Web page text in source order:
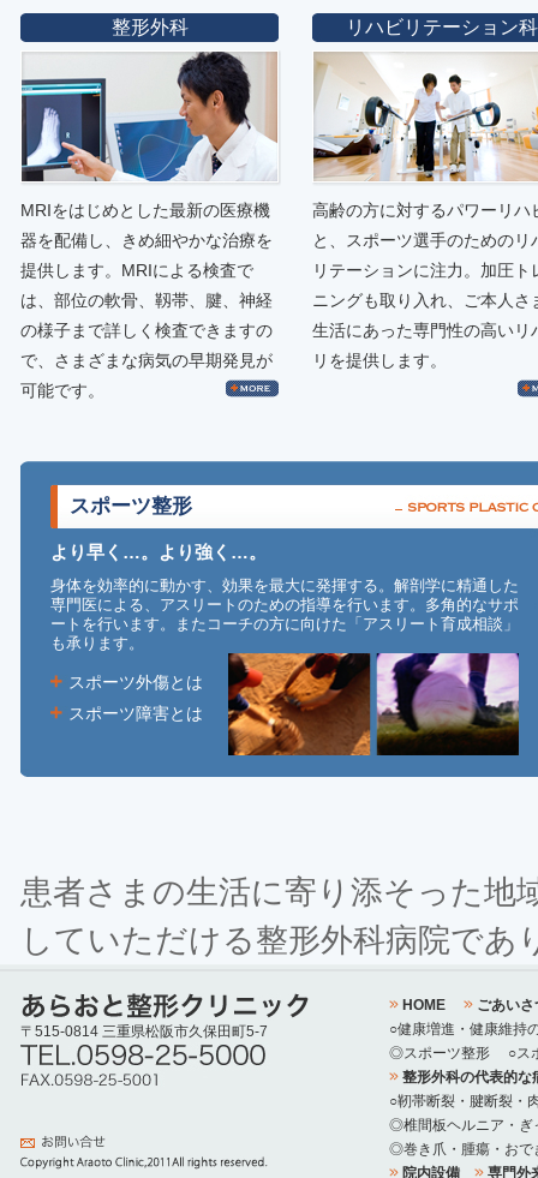
整形外科
MRIをはじめとした最新の医療機
器を配備し、きめ細やかな治療を
提供します。MRIによる検査で
は、部位の軟骨、靱帯、腱、神経
の様子まで詳しく検査できますの
で、さまざまな病気の早期発見が
可能です。
リハビリテーション科
高齢の方に対するパワーリハ
と、スポーツ選手のためのリ
リテーションに注力。加圧ト
ニングも取り入れ、ご本人さ
生活にあった専門性の高いリ
リを提供します。
スポーツ整形
より早く…。より強く…。
身体を効率的に動かす、効果を最大に発揮する。解剖学に精通した
専門医による、アスリートのための指導を行います。多角的なサポ
ートを行います。またコーチの方に向けた「アスリート育成相談」
も承ります。
スポーツ外傷とは
スポーツ障害とは
患者さまの生活に寄り添そった地
していただける整形外科病院であ
〒515-0814 三重県松阪市久保田町5-7
HOME
ごあいさ
○健康増進・健康維持
◎スポーツ整形
○ス
整形外科の代表的な
○靭帯断裂・腱断裂・
◎椎間板ヘルニア・ぎ
◎巻き爪・腫瘍・おで
院内設備
専門外